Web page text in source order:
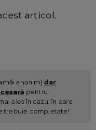
articol.
anonim) dar
pentru
ales în cazul în care
trebuie completate!